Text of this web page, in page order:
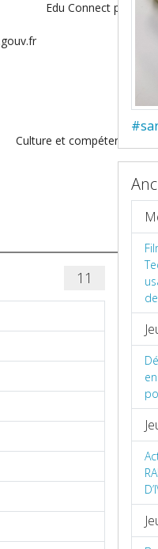
Edu Connect pour e-
Culture et compétences
11